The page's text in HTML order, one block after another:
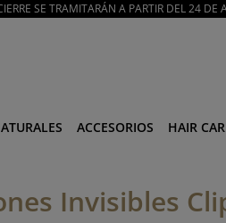
SE TRAMITARÁN A PARTIR DEL 24 DE
ACCESORIOS HAIR
Invisibles